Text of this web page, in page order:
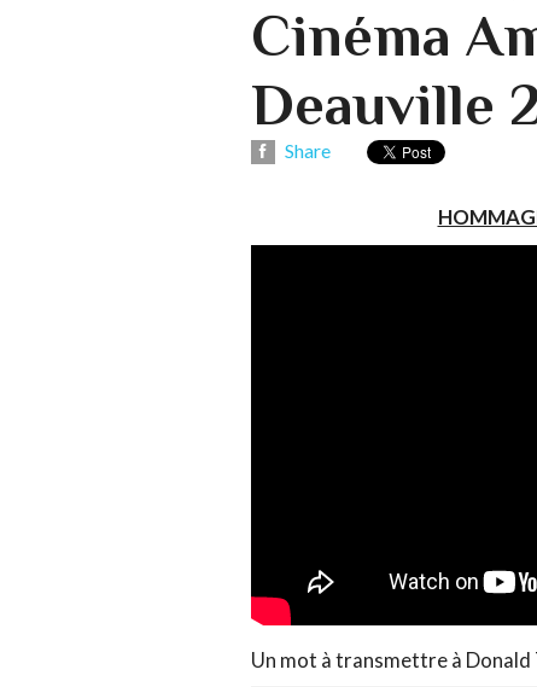
Cinéma
Deauville
Share
Un mot à transmettre à Donald